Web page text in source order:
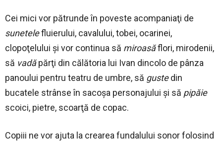
Cei mici vor pătrunde în poveste acompaniaţi de
sunetelefluierului, cavalului, tobei, ocarinei,
clopoţelului şi vor continua să miroasăflori, mirodenii,
să vadăpărţi din călătoria lui Ivan dincolo de pânza
panoului pentru teatru de umbre, să gustedin
bucatele strânse în sacoşa personajului şi să pipăie
scoici, pietre, scoarţă de copac.
Copiii ne vor ajuta la crearea fundalului sonor folosind